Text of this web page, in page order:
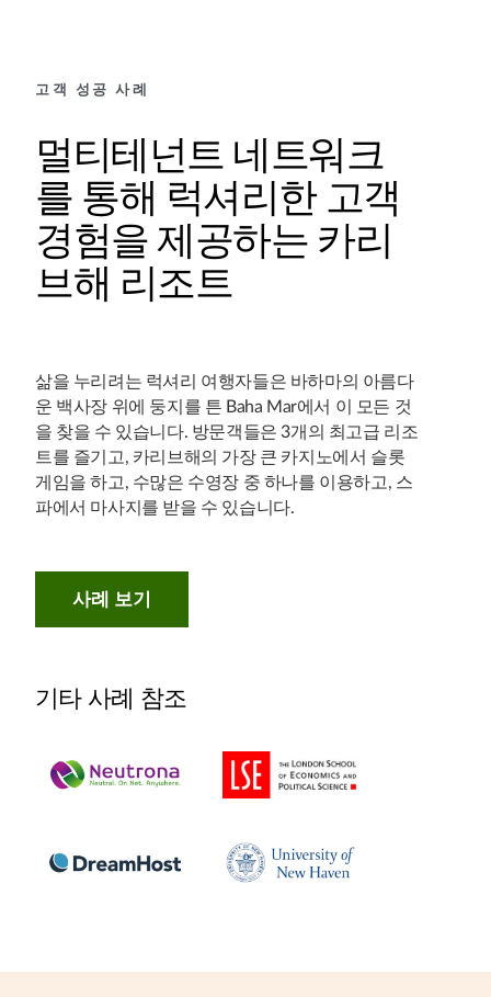
고객 성공 사례
멀티테넌트 네트워크
를 통해 럭셔리한 고객
경험을 제공하는 카리
브해 리조트
삶을 누리려는 럭셔리 여행자들은 바하마의 아름다
운 백사장 위에 둥지를 튼 Baha Mar에서 이 모든 것
을 찾을 수 있습니다. 방문객들은 3개의 최고급 리조
트를 즐기고, 카리브해의 가장 큰 카지노에서 슬롯
게임을 하고, 수많은 수영장 중 하나를 이용하고, 스
파에서 마사지를 받을 수 있습니다.
사례 보기
기타 사례 참조